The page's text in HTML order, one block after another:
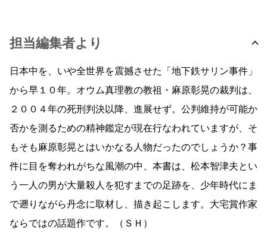
担当編集者より
日本中を、いや全世界を震撼させた「地下鉄サリン事件」
から早１０年。オウム真理教の教祖・麻原彰晃の裁判は、
２００４年の死刑判決以降、進展せず。公判維持が可能か
否かを測るための精神鑑定が現在行なわれていますが、そ
もそも麻原彰晃とはいかなる人物だったのでしょうか？事
件に目を奪われがちな風潮の中、本書は、松本智津夫とい
う一人の男が大量殺人を犯すまでの足跡を、少年時代にま
で遡りながら丹念に取材し、描き起こします。大宅賞作家
ならではの話題作です。（ＳＨ）